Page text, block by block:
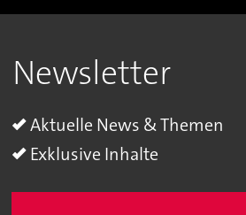
Newsletter
Aktuelle News & Themen
Exklusive Inhalte